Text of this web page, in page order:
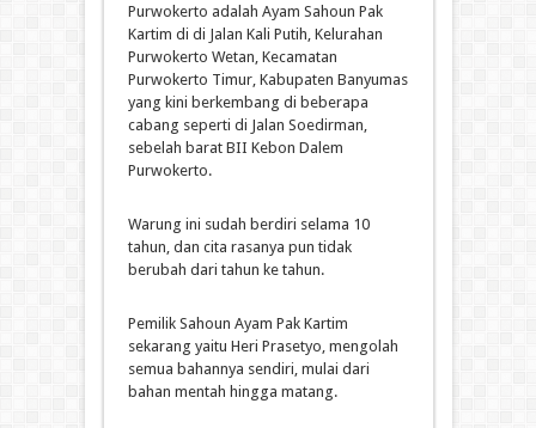
Purwokerto adalah Ayam Sahoun Pak
Kartim di di Jalan Kali Putih, Kelurahan
Purwokerto Wetan, Kecamatan
Purwokerto Timur, Kabupaten Banyumas
yang kini berkembang di beberapa
cabang seperti di Jalan Soedirman,
sebelah barat BII Kebon Dalem
Purwokerto.
Warung ini sudah berdiri selama 10
tahun, dan cita rasanya pun tidak
berubah dari tahun ke tahun.
Pemilik Sahoun Ayam Pak Kartim
sekarang yaitu Heri Prasetyo, mengolah
semua bahannya sendiri, mulai dari
bahan mentah hingga matang.